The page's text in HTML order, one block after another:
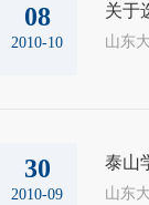
08
2010-10
关于
山东
30
2010-09
泰山
山东